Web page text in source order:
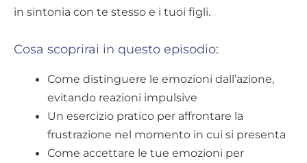
in sintonia con te stesso e i tuoi figli.
Cosa scoprirai in questo episodio:
Come distinguere le emozioni dall’azione,
evitando reazioni impulsive
Un esercizio pratico per affrontare la
frustrazione nel momento in cui si presenta
Come accettare le tue emozioni per